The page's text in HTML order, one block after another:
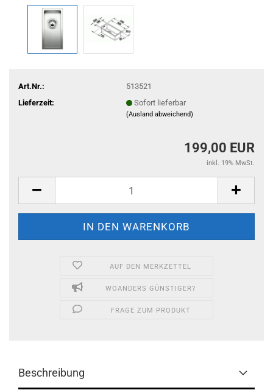
Art.Nr.:
513521
Lieferzeit:
Sofort lieferbar
(Ausland abweichend)
199,00 EUR
inkl. 19% MwSt.
AUF DEN MERKZETTEL
WOANDERS GÜNSTIGER?
FRAGE ZUM PRODUKT
Beschreibung